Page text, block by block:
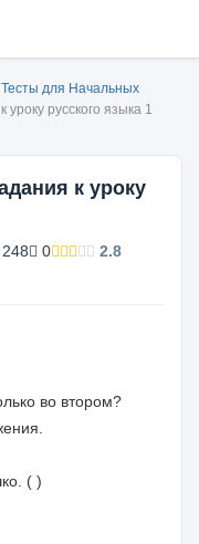
Тесты для Начальных
уроку русского языка 1
к уроку
0 2.8
во втором?
( )